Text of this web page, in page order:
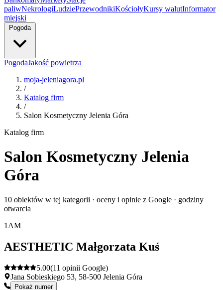
paliwNekrologiLudziePrzewodnikiKościołyKursy walutInformator
miejski
Pogoda
PogodaJakość powietrza
moja-jeleniagora.pl
/
Katalog firm
/
Salon Kosmetyczny Jelenia Góra
Katalog firm
Salon Kosmetyczny Jelenia
Góra
10 obiektów w tej kategorii · oceny i opinie z Google · godziny
otwarcia
1 AM
AESTHETIC Małgorzata Kuś
5.00(11 opinii Google)
Jana Sobieskiego 53, 58-500 Jelenia Góra
Pokaż numer